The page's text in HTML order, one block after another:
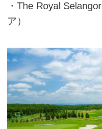
・The Royal
ア）